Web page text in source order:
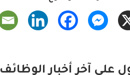
على آخر أخبار الوظائف